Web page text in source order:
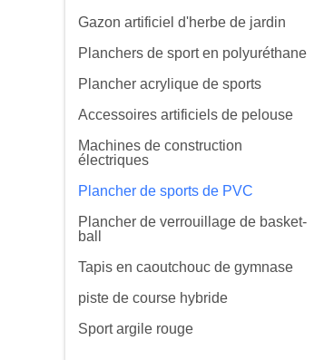
Gazon artificiel d'herbe de jardin
Planchers de sport en polyuréthane
Plancher acrylique de sports
Accessoires artificiels de pelouse
Machines de construction
électriques
Plancher de sports de PVC
Plancher de verrouillage de basket-
ball
Tapis en caoutchouc de gymnase
piste de course hybride
Sport argile rouge